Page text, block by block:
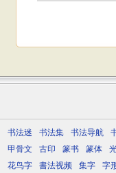
书法迷 书法集 书法导航
甲骨文
古印 篆书 篆体
花鸟字
書法视频 集字 字